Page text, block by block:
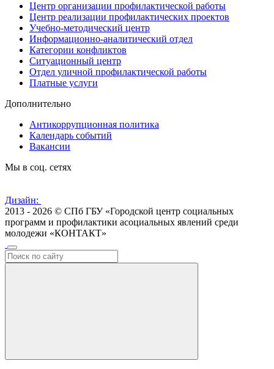
Центр организации профилактической работы
Центр реализации профилактических проектов
Учебно-методический центр
Информационно-аналитический отдел
Категории конфликтов
Ситуационный центр
Отдел уличной профилактической работы
Платные услуги
Дополнительно
Антикоррупционная политика
Календарь событий
Вакансии
Мы в соц. сетях
Дизайн:
2013 - 2026 © СПб ГБУ «Городской центр социальных
программ и профилактики асоциальных явлений среди
молодежи «КОНТАКТ»